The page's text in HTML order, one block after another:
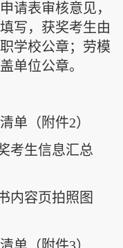
请表审核意见，
写，获奖考生由
学校公章；劳模
单位公章。
单（附件2）
考生信息汇总
内容页拍照图